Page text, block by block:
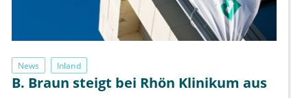
News Inland
B. Braun steigt bei Rhön Klinikum aus